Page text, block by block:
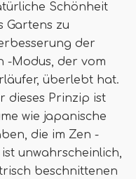
Schönheit
Gartens zu
der
-Modus, der vom
überlebt hat.
dieses Prinzip ist
wie japanische
die im Zen -
unwahrscheinlich,
beschnittenen